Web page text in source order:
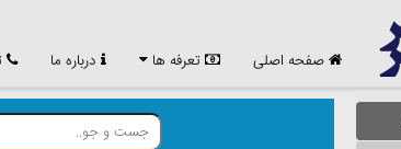
صفحه اصلی تعرفه ها درباره ما